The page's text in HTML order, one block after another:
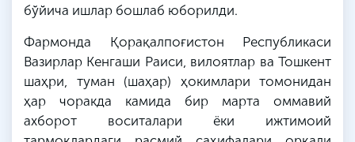
бўйича ишлар бошлаб юборилди.
Фармонда Қорақалпоғистон Республикаси
Вазирлар Кенгаши Раиси, вилоятлар ва Тошкент
шаҳри, туман (шаҳар) ҳокимлари томонидан
ҳар чоракда камида бир марта оммавий
ахборот воситалари ёки ижтимоий